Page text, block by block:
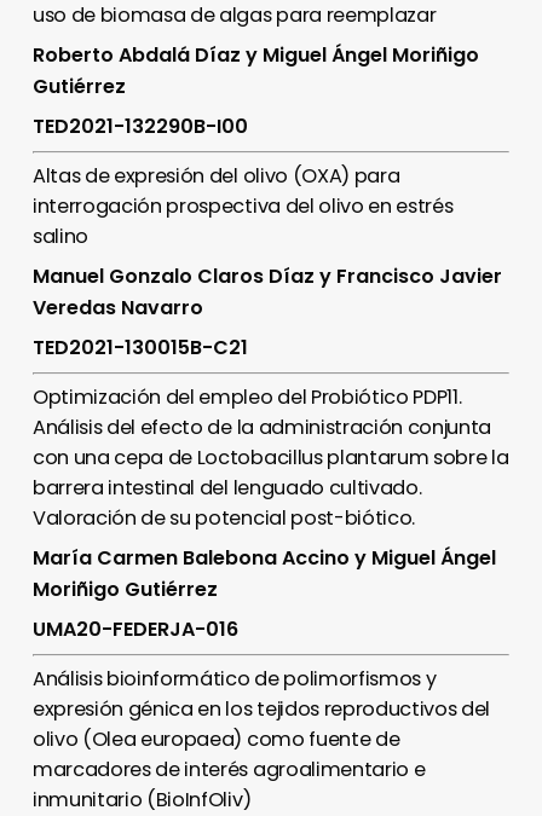
uso de biomasa de algas para reemplazar
Roberto Abdalá Díaz y Miguel Ángel Moriñigo
Gutiérrez
TED2021-132290B-I00
Altas de expresión del olivo (OXA) para
interrogación prospectiva del olivo en estrés
salino
Manuel Gonzalo Claros Díaz y Francisco Javier
Veredas Navarro
TED2021-130015B-C21
Optimización del empleo del Probiótico PDP11.
Análisis del efecto de la administración conjunta
con una cepa de Loctobacillus plantarum sobre la
barrera intestinal del lenguado cultivado.
Valoración de su potencial post-biótico.
María Carmen Balebona Accino y Miguel Ángel
Moriñigo Gutiérrez
UMA20-FEDERJA-016
Análisis bioinformático de polimorfismos y
expresión génica en los tejidos reproductivos del
olivo (Olea europaea) como fuente de
marcadores de interés agroalimentario e
inmunitario (BioInfOliv)